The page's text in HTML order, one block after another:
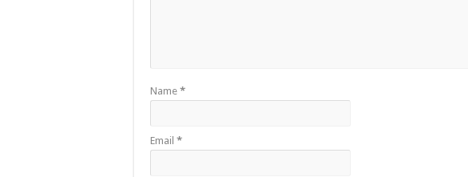
Name *
Email *